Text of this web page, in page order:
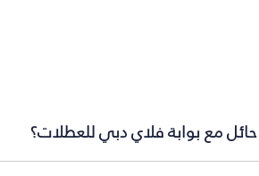
مع بوابة فلاي دبي للعطلات؟